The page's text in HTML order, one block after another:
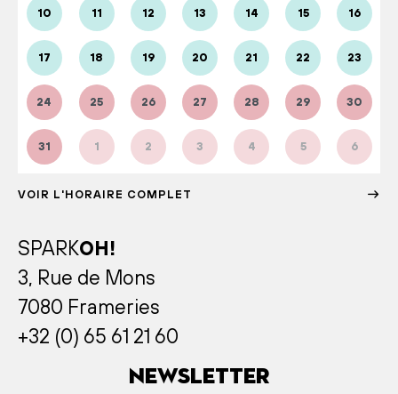
10 11 12 13 14 15 16
17 18 19 20 21 22 23
24 25 26 27 28 29 30
31 1 2 3 4 5 6
VOIR L'HORAIRE COMPLET
SPARKOH!
3, Rue de Mons
7080 Frameries
+32 (0) 65 61 21 60
Newsletter